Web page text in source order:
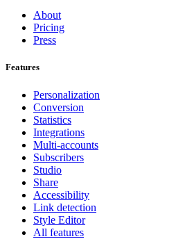
About
Pricing
Press
Features
Personalization
Conversion
Statistics
Integrations
Multi-accounts
Subscribers
Studio
Share
Accessibility
Link detection
Style Editor
All features